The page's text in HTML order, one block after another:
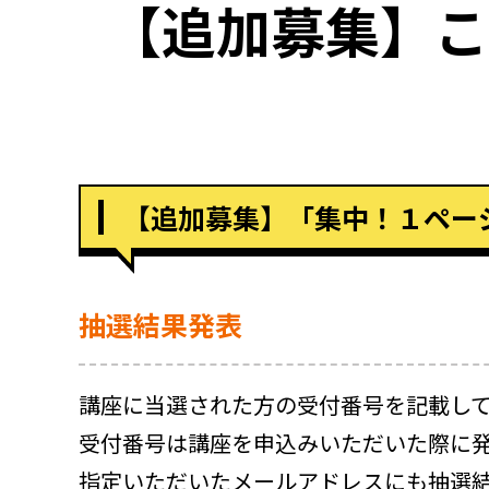
【追加募集】
【追加募集】「集中！１ペ
抽選結果発表
講座に当選された方の受付番号を記載し
受付番号は講座を申込みいただいた際に
指定いただいたメールアドレスにも抽選